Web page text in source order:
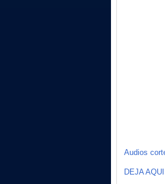
Audios
DEJA